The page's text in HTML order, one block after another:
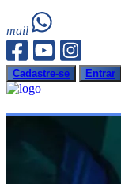
mail
Cadastre-se Entrar